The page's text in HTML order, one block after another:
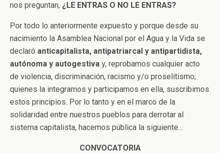
nos preguntan, ¿LE ENTRAS O NO LE ENTRAS?
Por todo lo anteriormente expuesto y porque desde su
nacimiento la Asamblea Nacional por el Agua y la Vida se
declaró anticapitalista, antipatriarcal y antipartidista,
autónoma y autogestiva y, reprobamos cualquier acto
de violencia, discriminación, racismo y/o proselitismo;
quienes la integramos y participamos en ella, suscribimos
estos principios. Por lo tanto y en el marco de la
solidaridad entre nuestros pueblos para derrotar al
sistema capitalista, hacemos pública la siguiente…
CONVOCATORIA